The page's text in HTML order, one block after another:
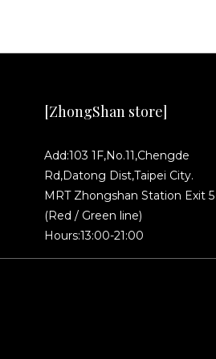
[ZhongShan store]
Add:103 1F,No.11,Chengde
Rd,Datong Dist,Taipei City.
MRT Zhongshan Station Exit 5
(Red / Green line)
Hours:13:00-21:00